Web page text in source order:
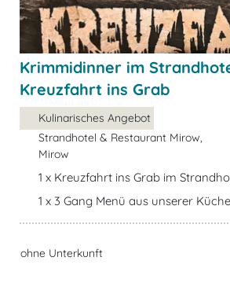
Krimmidinner im
Kreuzfahrt ins Grab
Kulinarisches Angebot
Strandhotel & Restaurant Mirow,
Mirow
1 x Kreuzfahrt ins Grab im
1 x 3 Gang Menü aus unserer Küche
ohne Unterkunft